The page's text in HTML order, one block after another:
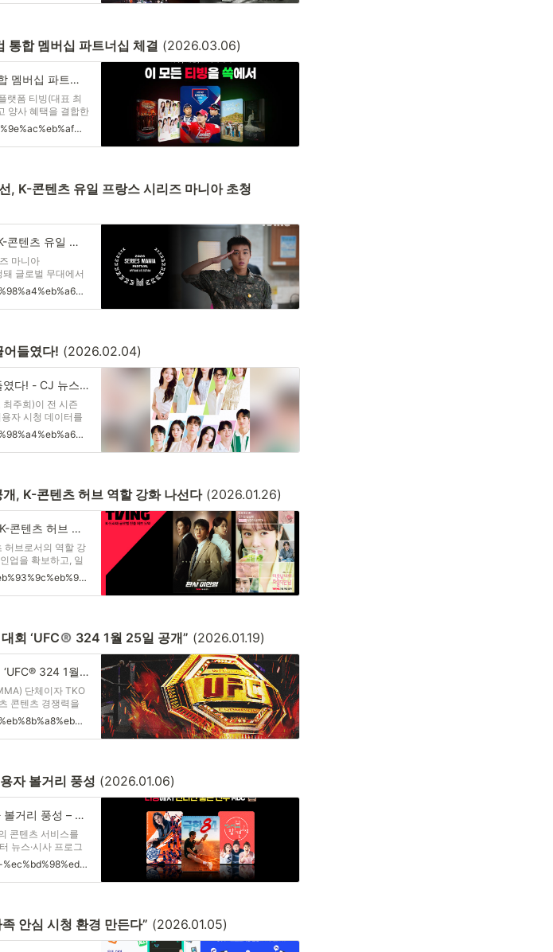
통합 멤버십 파트너십 체결 (2026.03.06)
“보는 재미에서 사는 재미까지!” 티빙x SSG닷컴 통합 멤버십 파트너십 체결 – CJ 뉴스룸
랫폼 티빙(대표 최
양사 혜택을 결합한
연결한 이번 협업
https://cjnews.cj.net/%eb%b3%b4%eb%8a%94-%ec%9e%ac%eb%af%b8%ec%97%90%ec%84%9c-%ec%82%ac%eb%8a%94-%ec%9e%ac%eb%af%b8%ea%b9%8c%ec%a7%80-%ed%8b%b0%eb%b9%99x-ssg%eb%8b%b7%ec%bb%b4-%ed%86%b5%ed%95%a9-%eb%a9%a4/
, K-콘텐츠 유일 프랑스 시리즈 마니아 초청
티빙 오리지널 ‘취사병 전설이 되다’ 전 세계 첫 선, K-콘텐츠 유일 프랑스 시리즈 마니아 초청 – CJ 뉴스룸
마니아
글로벌 무대에서
해 상반기 공개를https://cjnews.cj.net/%ed%8b%b0%eb%b9%99-%ec%98%a4%eb%a6%ac%ec%a7%80%eb%84%90-%ec%b7%a8%ec%82%ac%eb%b3%91-%ec%a0%84%ec%84%a4%ec%9d%b4-%eb%90%98%eb%8b%a4-%ec%a0%84-%ec%84%b8%ea%b3%84-%ec%b2%ab-%ec%84%a0-k/
들였다! (2026.02.04)
티빙 오리지널 <환승연애4>, OTT에 10대를 끌어들였다! - CJ 뉴스룸
주희)이 전 시즌
자 시청 데이터를
로 나타났다. <환https://cjnews.cj.net/%ed%8b%b0%eb%b9%99-%ec%98%a4%eb%a6%ac%ec%a7%80%eb%84%90-%ed%99%98%ec%8a%b9%ec%97%b0%ec%95%a04-ott%ec%97%90-10%eb%8c%80%eb%a5%bc-%eb%81%8c%ec%96%b4%eb%93%a4%ec%98%80%eb%8b%a4/
, K-콘텐츠 허브 역할 강화 나선다 (2026.01.26)
티빙, TV드라마 일본 및 아태 17개 지역 동시 공개, K-콘텐츠 허브 역할 강화 나선다 – CJ 뉴스룸
허브로서의 역할 강
업을 확보하고, 일
랫폼에 마련된 티빙https://cjnews.cj.net/%ed%8b%b0%eb%b9%99-tv%eb%93%9c%eb%9d%bc%eb%a7%88-%ec%9d%bc%eb%b3%b8-%eb%b0%8f-%ec%95%84%ed%83%9c-17%ea%b0%9c-%ec%a7%80%ec%97%ad-%eb%8f%99%ec%8b%9c-%ea%b3%b5%ea%b0%9c-k-%ec%bd%98%ed%85%90%ec%b8%a0/
회 ‘UFC 324 1월 25일 공개” (2026.01.19)
티빙, UFC 단독 생중계 이어간다…“2026년 첫 대회 ‘UFC® 324 1월 25일 공개” – CJ 뉴스룸
단체이자 TKO
콘텐츠 경쟁력을
는 글로벌 스포츠https://cjnews.cj.net/%ed%8b%b0%eb%b9%99-ufc-%eb%8b%a8%eb%8f%85-%ec%83%9d%ec%a4%91%ea%b3%84-%ec%9d%b4%ec%96%b4%ea%b0%84%eb%8b%a4-2026%eb%85%84-%ec%b2%ab-%eb%8c%80%ed%9a%8c-ufc-324-1%ec%9b%94/
자 볼거리 풍성 (2026.01.06)
티빙, MBC 콘텐츠 대폭 확대… 예능·뉴스 등 이용자 볼거리 풍성 – CJ 뉴스룸
콘텐츠 서비스를
뉴스·시사 프로그
티빙은 지난 5일
https://cjnews.cj.net/%ed%8b%b0%eb%b9%99-mbc-%ec%bd%98%ed%85%90%ec%b8%a0-%eb%8c%80%ed%8f%ad-%ed%99%95%eb%8c%80-%ec%98%88%eb%8a%a5%c2%b7%eb%89%b4%ec%8a%a4-%eb%93%b1-%ec%9d%b4%ec%9a%a9%ec%9e%90-%eb%b3%bc%ea%b1%b0/
안심 시청 환경 만든다” (2026.01.05)